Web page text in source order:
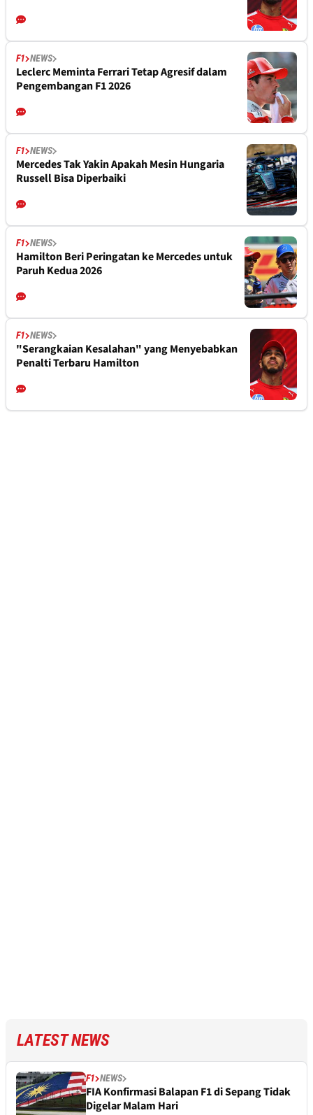
F1 NEWS
Leclerc Meminta Ferrari Tetap Agresif dalam
Pengembangan F1 2026
F1 NEWS
Mercedes Tak Yakin Apakah Mesin Hungaria
Russell Bisa Diperbaiki
F1 NEWS
Hamilton Beri Peringatan ke Mercedes untuk
Paruh Kedua 2026
F1 NEWS
"Serangkaian Kesalahan" yang Menyebabkan
Penalti Terbaru Hamilton
LATEST NEWS
F1 NEWS
FIA Konfirmasi Balapan F1 di Sepang Tidak
Digelar Malam Hari